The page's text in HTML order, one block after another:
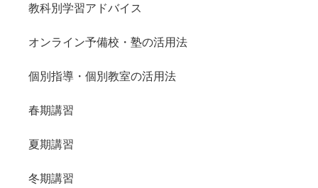
教科別学習アドバイス
オンライン予備校・塾の活用法
個別指導・個別教室の活用法
春期講習
夏期講習
冬期講習